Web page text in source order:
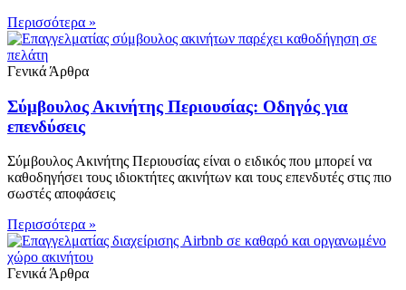
Περισσότερα »
Γενικά Άρθρα
Σύμβουλος Ακινήτης Περιουσίας: Οδηγός για
επενδύσεις
Σύμβουλος Ακινήτης Περιουσίας είναι ο ειδικός που μπορεί να
καθοδηγήσει τους ιδιοκτήτες ακινήτων και τους επενδυτές στις πιο
σωστές αποφάσεις
Περισσότερα »
Γενικά Άρθρα